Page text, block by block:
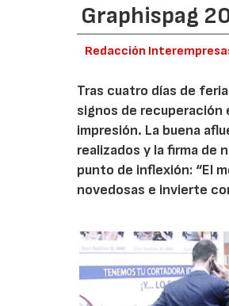
Graphispag
Redacción
Tras cuatro días de
signos de recuperación
impresión. La buena
realizados y la firma de
punto de inflexión: “El
novedosas e invierte